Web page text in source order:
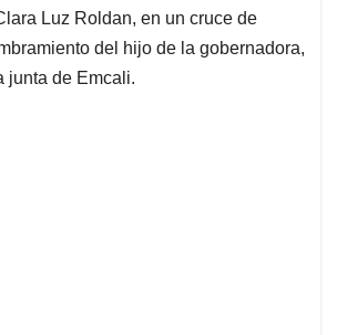
Luz Roldan, en un cruce de
del hijo de la gobernadora,
junta de Emcali.